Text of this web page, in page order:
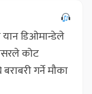
डिओमान्डेले
कोट
गर्ने मौका